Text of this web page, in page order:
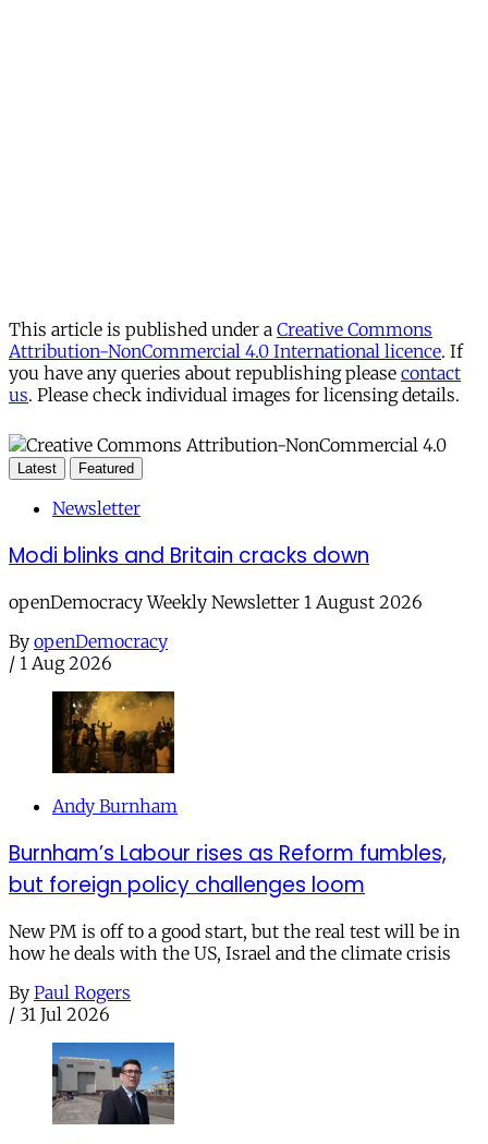
This article is published under a Creative Commons
Attribution-NonCommercial 4.0 International licence. If
you have any queries about republishing please contact
us. Please check individual images for licensing details.
Latest Featured
Newsletter
Modi blinks and Britain cracks down
openDemocracy Weekly Newsletter 1 August 2026
By openDemocracy
/ 1 Aug 2026
Andy Burnham
Burnham’s Labour rises as Reform fumbles,
but foreign policy challenges loom
New PM is off to a good start, but the real test will be in
how he deals with the US, Israel and the climate crisis
By Paul Rogers
/ 31 Jul 2026